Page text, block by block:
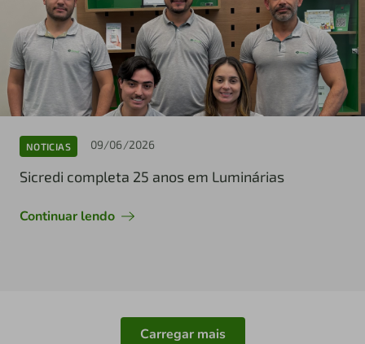
NOTICIAS 09/06/2026
Sicredi completa 25 anos em Luminárias
Continuar lendo
Carregar mais